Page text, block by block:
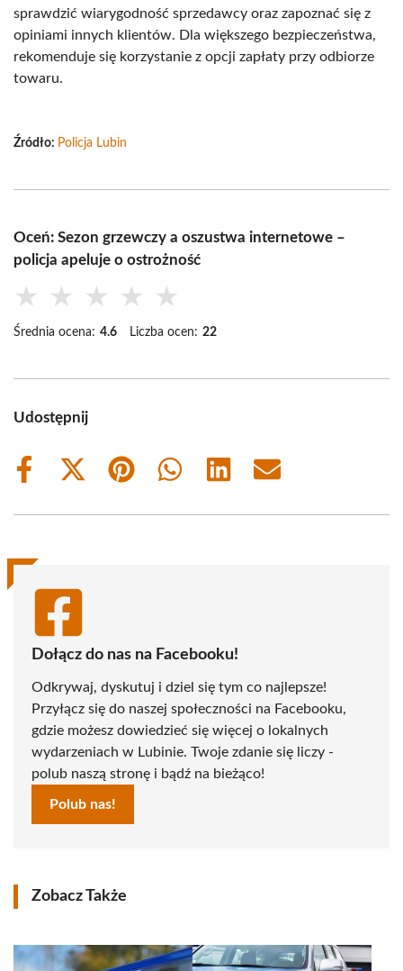
sprawdzić wiarygodność sprzedawcy oraz zapoznać się z
opiniami innych klientów. Dla większego bezpieczeństwa,
rekomenduje się korzystanie z opcji zapłaty przy odbiorze
towaru.
Źródło: Policja Lubin
Oceń: Sezon grzewczy a oszustwa internetowe –
policja apeluje o ostrożność
★ ★ ★ ★ ★
Średnia ocena: 4.6 Liczba ocen: 22
Udostępnij
Share
Share
(Twitter)
Share
Share
Share
Share
Dołącz do nas na Facebooku!
Odkrywaj, dyskutuj i dziel się tym co najlepsze!
Przyłącz się do naszej społeczności na Facebooku,
gdzie możesz dowiedzieć się więcej o lokalnych
wydarzeniach w Lubinie. Twoje zdanie się liczy -
polub naszą stronę i bądź na bieżąco!
Polub nas!
Zobacz Także